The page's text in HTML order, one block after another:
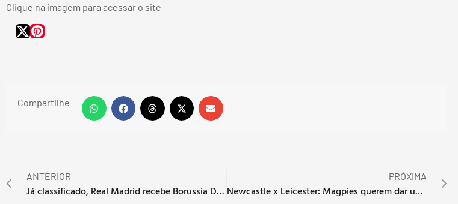
Clique na imagem para acessar o site
Compartilhe
ANTERIOR
Já classificado, Real Madrid recebe Borussia Dortmund
PRÓXIMA
Newcastle x Leicester: Magpies querem dar um fim à série de jogos sem vencer